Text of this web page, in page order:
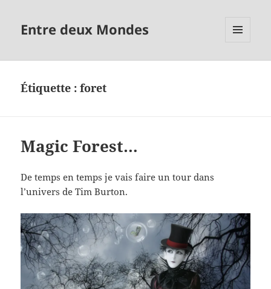
Entre deux Mondes
Étiquette :foret
Magic Forest…
De temps en temps je vais faire un tour dans
l’univers de Tim Burton.